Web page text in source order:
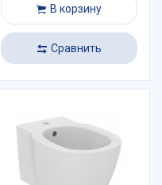
В корзину
Сравнить